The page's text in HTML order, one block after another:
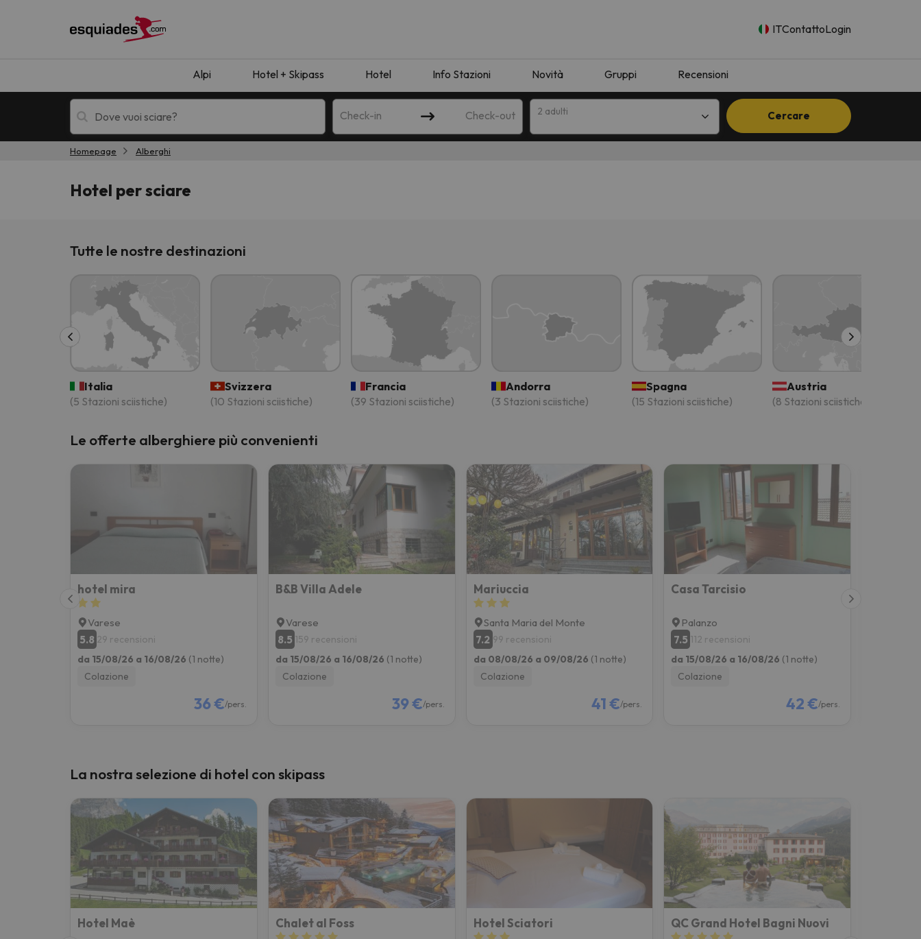
ITContattoLogin
Alpi Hotel + Skipass Hotel Info Stazioni Novità Gruppi Recensioni
Check-in Check-out 2 adulti Cercare
Ops, non abbiamo trovato alcun risultato corrispondente alla sua ricerca. Provare a modificare la destinazione.
Sembra che il nostro ricercatore abbia perso la strada. Non appena troverà la bussola, tornerà.
Homepage Alberghi
Hotel per sciare
Tutte le nostre destinazioni
Italia
(5 Stazioni sciistiche)
Svizzera
(10 Stazioni sciistiche)
Francia
(39 Stazioni sciistiche)
Andorra
(3 Stazioni sciistiche)
Spagna
(15 Stazioni sciistiche)
Austria
(8 Stazioni sciistiche)
Le offerte alberghiere più convenienti
hotel mira
Varese
5.8 29 recensioni
da 15/08/26 a 16/08/26 (1 notte)
Colazione
36 €/pers.
B&B Villa Adele
Varese
8.5 159 recensioni
da 15/08/26 a 16/08/26 (1 notte)
Colazione
39 €/pers.
Mariuccia
Santa Maria del Monte
7.2 99 recensioni
da 08/08/26 a 09/08/26 (1 notte)
Colazione
41 €/pers.
Casa Tarcisio
Palanzo
7.5 112 recensioni
da 15/08/26 a 16/08/26 (1 notte)
Colazione
42 €/pers.
La nostra selezione di hotel con skipass
Hotel Maè Chalet al Foss Hotel Sciatori QC Grand Hotel Bagni Nuovi